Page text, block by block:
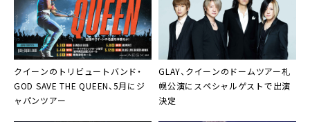
クイーンのトリビュートバンド・
GOD SAVE THE QUEEN、5月にジ
ャパンツアー
GLAY、クイーンのドームツアー札
幌公演にスペシャルゲストで出演
決定